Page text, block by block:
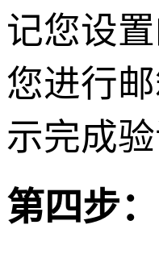
记您设
您进行
示完成验
第四步